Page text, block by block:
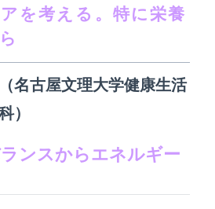
を考える。特に栄養
名古屋文理大学健康生活
）
ンスからエネルギー